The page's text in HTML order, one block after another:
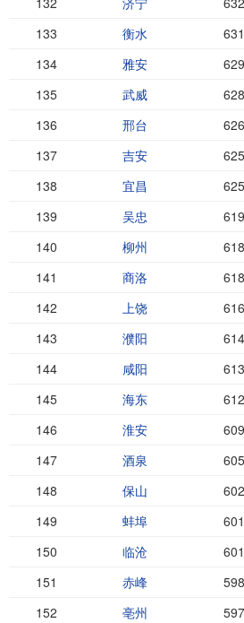
133 衡水
134 雅安
135 武威
136 邢台
137 吉安
138 宜昌
139 吴忠
140 柳州
141 商洛
142 上饶
143 濮阳
144 咸阳
145 海东
146 淮安
147 酒泉
148 保山
149 蚌埠
150 临沧
151 赤峰
152 亳州